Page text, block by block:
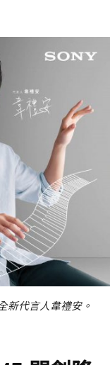
新代言人韋禮安。